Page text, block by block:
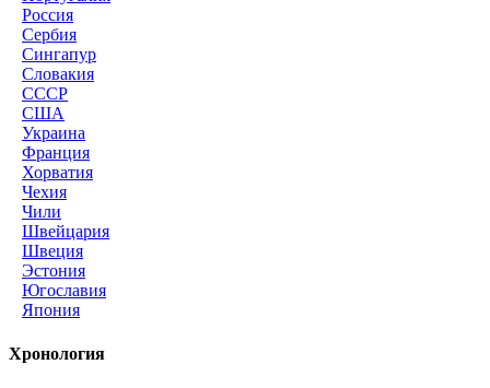
Россия
Сербия
Сингапур
Словакия
СССР
США
Украина
Франция
Хорватия
Чехия
Чили
Швейцария
Швеция
Эстония
Югославия
Япония
Хронология